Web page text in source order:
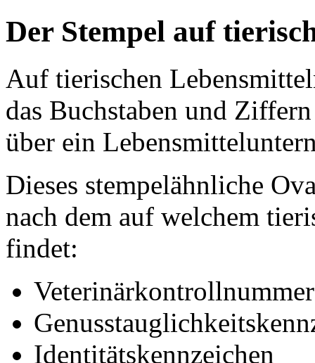
Der Stempel auf
Auf tierischen
das Buchstaben und
über ein
Dieses stempelähnliche
nach dem auf welchem
findet:
Veterinärkontrollnummer
Identitätskennzeichen